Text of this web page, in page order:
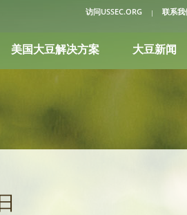
访问USSEC.ORG 联系我
美国大豆解决方案 大豆新闻